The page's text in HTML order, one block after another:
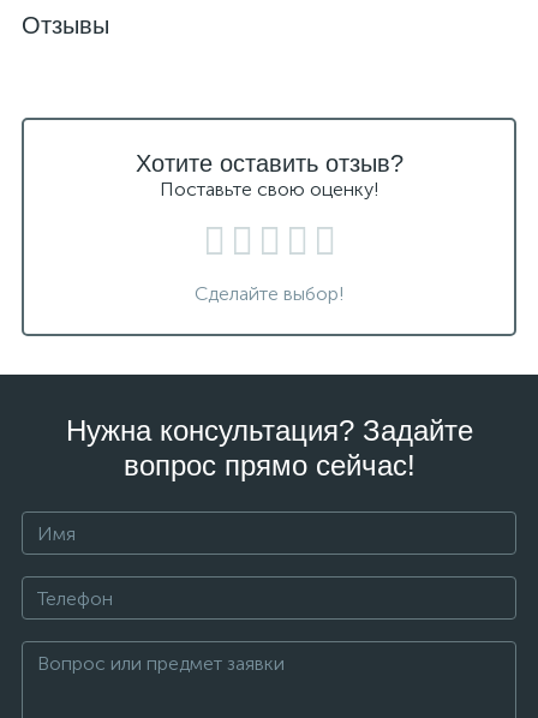
Отзывы
Хотите оставить отзыв?
Поставьте свою оценку!
Сделайте выбор!
Нужна консультация? Задайте
вопрос прямо сейчас!